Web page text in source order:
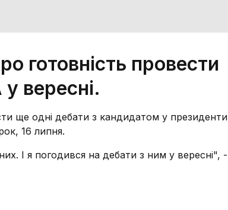
готовність провести
вересні.
ще одні дебати з кандидатом у президенти
16 липня.
І я погодився на дебати з ним у вересні", -